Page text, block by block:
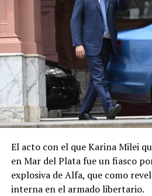
El acto con el que Karina Milei
en Mar del Plata fue un fiasco
explosiva de Alfa, que como
interna en el armado libertario.